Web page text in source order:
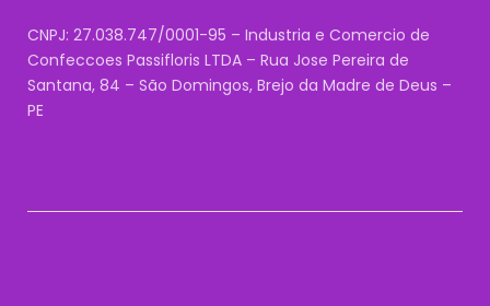
CNPJ: 27.038.747/0001-95 – Industria e Comercio de
Confeccoes Passifloris LTDA – Rua Jose Pereira de
Santana, 84 – São Domingos, Brejo da Madre de Deus –
PE